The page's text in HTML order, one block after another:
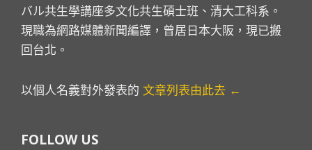
バル共生學講座多文化共生碩士班、清大工科系。
現職為網路媒體新聞編譯，曾居日本大阪，現已搬
回台北。
以個人名義對外發表的 文章列表由此去 ←
FOLLOW US